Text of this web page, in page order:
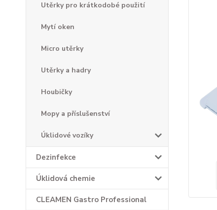
Utěrky pro krátkodobé použití
Mytí oken
Micro utěrky
Utěrky a hadry
Houbičky
Mopy a příslušenství
Úklidové vozíky
Dezinfekce
Úklidová chemie
CLEAMEN Gastro Professional